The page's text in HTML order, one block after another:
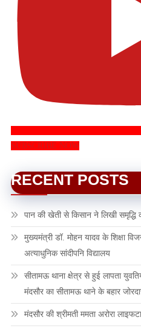
SUBSCRIBE NOW
RECENT POSTS
पान की खेती से किसान ने लिखी समृद्धि
मुख्यमंत्री डॉ. मोहन यादव के शिक्षा
अत्याधुनिक सांदीपनि विद्यालय
सीतामऊ थाना क्षेत्र से हुई लापता
मंदसौर का सीतामऊ थाने के बहार
मंदसौर की श्रीमती ममता अरोरा